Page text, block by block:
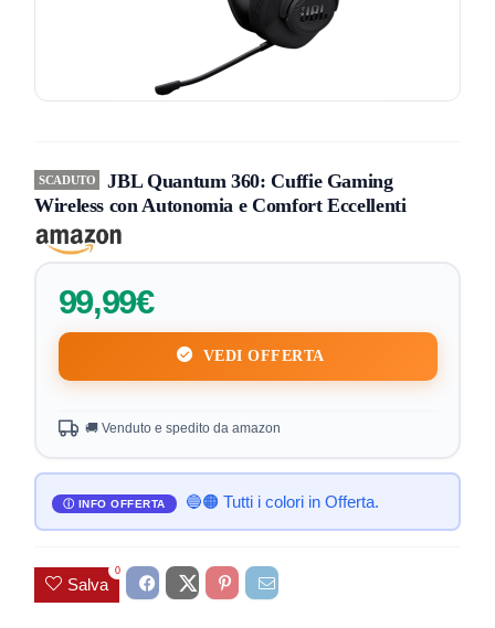
SCADUTO
JBL Quantum 360: Cuffie Gaming
Wireless con Autonomia e Comfort Eccellenti
99,99€
VEDI OFFERTA
🚚 Venduto e spedito da amazon
🔵🟠 Tutti i colori in Offerta.
Salva
0